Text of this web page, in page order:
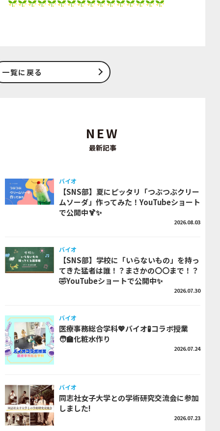
NEW
最新記事
バイオ
【SNS部】夏にピッタリ「つぶつぶクリー
ムソーダ」作ってみた！YouTubeショート
で公開中🍹✨
2026.08.03
バイオ
【SNS部】学校に「いらないもの」を持っ
てきた猛者は誰！？まさかの〇〇まで！？
🤣YouTubeショートで公開中✨
2026.07.30
バイオ
医療事務総合学科💖バイオ🧪コラボ授業
🧑‍🏫化粧水作り
2026.07.24
バイオ
同志社女子大学との学術研究交流会に参加
しました!
2026.07.23
一覧に戻る